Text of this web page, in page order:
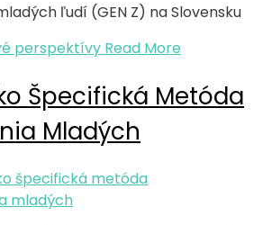
ľudí (GEN Z) na Slovensku
perspektívy Read More
Špecifická Metóda
Mladých